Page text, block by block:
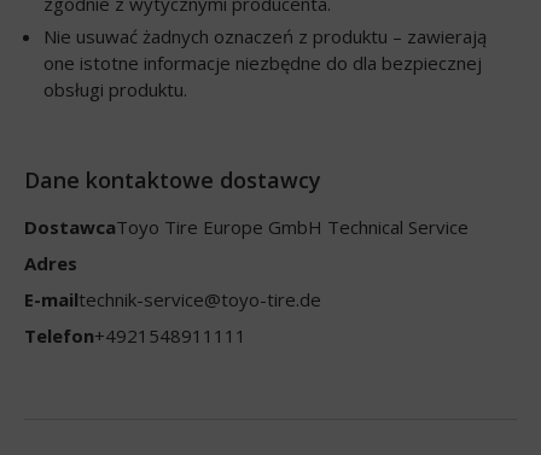
Nie usuwać żadnych oznaczeń z produktu – zawierają
one istotne informacje niezbędne do dla bezpiecznej
obsługi produktu.
Dane kontaktowe dostawcy
DostawcaToyo Tire Europe GmbH Technical Service
Adres
E-mailtechnik-service@toyo-tire.de
Telefon+4921548911111